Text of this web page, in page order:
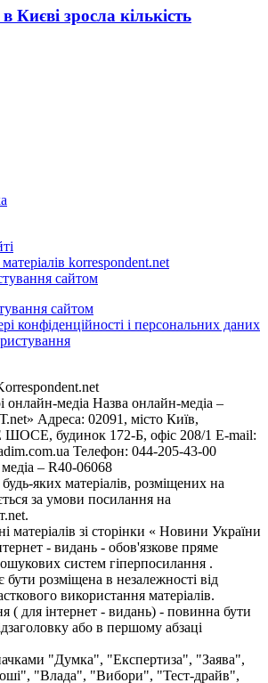
Києві зросла кількість
korrespondent.net
сайтом
сайтом
конфіденційності і персональних даних
онлайн-медіа Назва онлайн-медіа –
Адреса: 02091, місто Київ,
будинок 172-Б, офіс 208/1 E-mail:
Телефон: 044-205-43-00
– R40-06068
яких матеріалів, розміщених на
за умови посилання на
матеріалів зі сторінки « Новини України
- видань - обов'язкове пряме
систем гіперпосилання .
розміщена в незалежності від
використання матеріалів.
( для інтернет - видань) - повинна бути
або в першому абзаці
"Думка", "Експертиза", "Заява",
"Влада", "Вибори", "Тест-драйв",